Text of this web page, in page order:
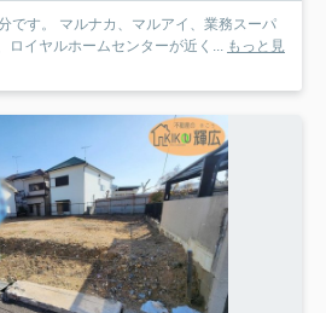
です。 マルナカ、マルアイ、業務スーパ
ロイヤルホームセンターが近く... もっと見